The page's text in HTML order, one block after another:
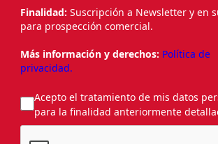
Finalidad: Suscripción a Newsletter y en
para prospección comercial.
Más información y derechos: Política de
privacidad.
Acepto el tratamiento de mis datos
para la finalidad anteriormente